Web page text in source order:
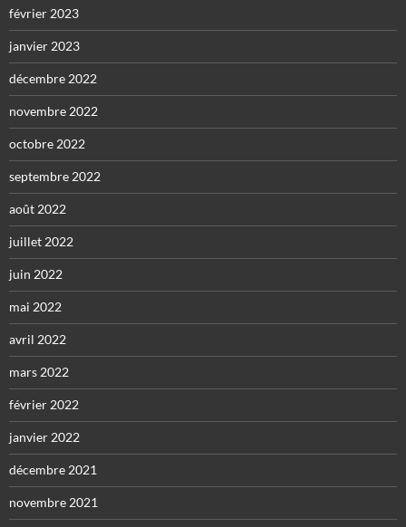
février 2023
janvier 2023
décembre 2022
novembre 2022
octobre 2022
septembre 2022
août 2022
juillet 2022
juin 2022
mai 2022
avril 2022
mars 2022
février 2022
janvier 2022
décembre 2021
novembre 2021